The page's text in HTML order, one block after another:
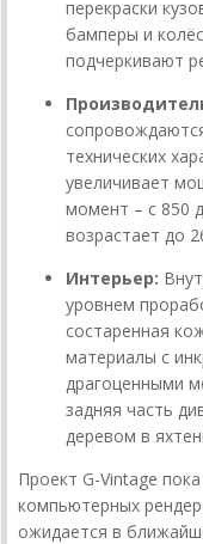
перекраски
бамперы и
подчеркивают
технических
увеличивает
момент – с 850
возрастает до
Интерьер:
уровнем
состаренная
материалы с
драгоценными
задняя часть
деревом в
Проект G-Vintage
компьютерных
ожидается в